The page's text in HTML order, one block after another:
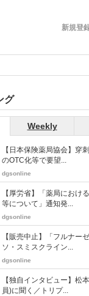
新規登
グ
Weekly
【日本保険薬局協会】穿
のOTC化等で要望...
dgsonline
【厚労省】「薬局におけ
等について」通知発...
dgsonline
【販売中止】「フルナー
ソ・スミスクライン...
dgsonline
【独自インタビュー】松
員)に聞く／トリプ...